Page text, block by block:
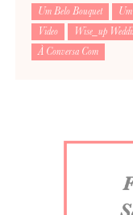
Um Belo Bouquet
Video
Wise_up
À Conversa Com